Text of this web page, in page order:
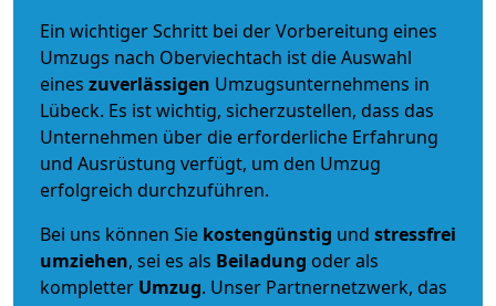
Ein wichtiger Schritt bei der Vorbereitung eines
Umzugs nach Oberviechtach ist die Auswahl
eines zuverlässigen Umzugsunternehmens in
Lübeck. Es ist wichtig, sicherzustellen, dass das
Unternehmen über die erforderliche Erfahrung
und Ausrüstung verfügt, um den Umzug
erfolgreich durchzuführen.
Bei uns können Sie kostengünstig und stressfrei
umziehen, sei es als Beiladung oder als
kompletter Umzug. Unser Partnernetzwerk, das